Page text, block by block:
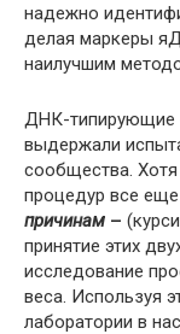
надежно
делая маркеры
наилучшим
ДНК-типирующие
выдержали
сообщества.
процедур все еще
причинам –
принятие этих
исследование
веса. Используя
лаборатории в